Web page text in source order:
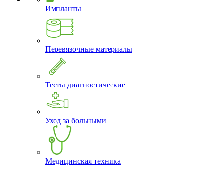
Импланты
Перевязочные материалы
Тесты диагностические
Уход за больными
Медицинская техника